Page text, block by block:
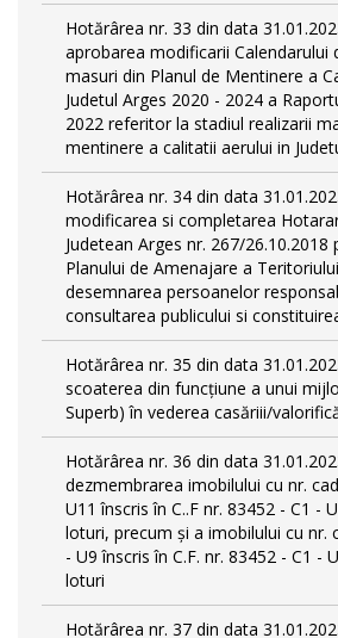
Hotărârea nr. 33 din data
aprobarea modificarii Calendarului
masuri din Planul de Mentinere a
Judetul Arges 2020 - 2024 a
2022 referitor la stadiul realizarii
mentinere a calitatii aerului in
Hotărârea nr. 34 din data
modificarea si completarea
Judetean Arges nr. 267/26.10.2018
Planului de Amenajare a
desemnarea persoanelor
consultarea publicului si
Hotărârea nr. 35 din data
scoaterea din funcţiune a unui
Superb) în vederea casăriii/
Hotărârea nr. 36 din data
dezmembrarea imobilului cu nr.
U11 înscris în C..F nr. 83452 - C1 -
loturi, precum şi a imobilului cu nr.
- U9 înscris în C.F. nr. 83452 - C1 -
loturi
Hotărârea nr. 37 din data